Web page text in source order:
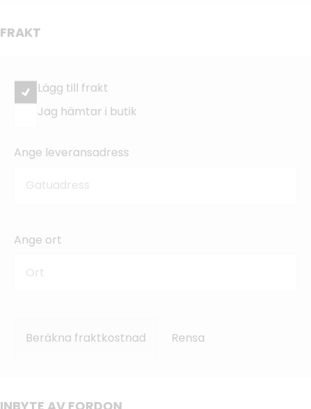
FRAKT
Lägg till frakt
Jag hämtar i butik
Ange leveransadress
Ange ort
Beräkna fraktkostnad Rensa